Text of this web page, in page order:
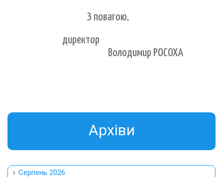
З повагою,
директор
Володимир РОСОХА
Aрхіви
Серпень 2026